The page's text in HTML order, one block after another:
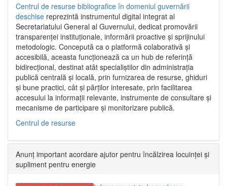
Centrul de resurse bibliografice în domeniul guvernării
deschise reprezintă instrumentul digital integrat al
Secretariatului General al Guvernului, dedicat promovării
transparenței instituționale, informării proactive și sprijinului
metodologic. Concepută ca o platformă colaborativă și
accesibilă, aceasta funcționează ca un hub de referință
bidirecțional, destinat atât specialiștilor din administrația
publică centrală și locală, prin furnizarea de resurse, ghiduri
și bune practici, cât și părților interesate, prin facilitarea
accesului la informații relevante, instrumente de consultare și
mecanisme de participare și monitorizare publică.
Centrul de resurse
Anunț important acordare ajutor pentru încălzirea locuinței și
supliment pentru energie